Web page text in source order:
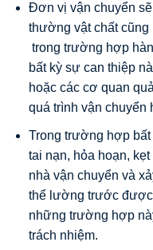
Đơn vị vận chuyển
thường vật chất
trong trường hợp
bất kỳ sự can thiệp
hoặc các cơ quan
quá trình vận chuyển
Trong trường hợp
tai nạn, hỏa hoạn,
nhà vận chuyển và
thể lường trước được
những trường hợp
trách nhiệm.